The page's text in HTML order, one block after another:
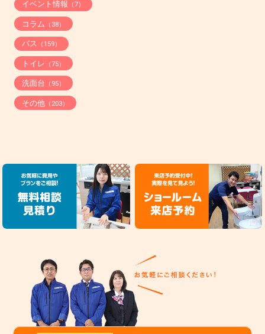
イベント情報 （7）
コラム （38）
バス （159）
トイレ （75）
洗面台 （95）
その他（203）